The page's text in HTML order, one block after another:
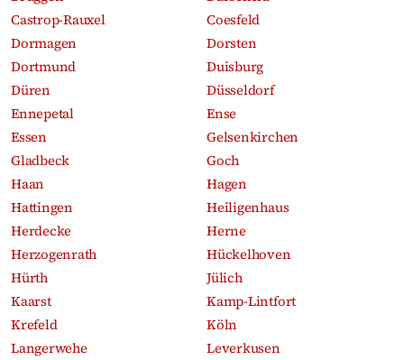
Castrop-Rauxel
Coesfeld
Dormagen
Dorsten
Dortmund
Duisburg
Düren
Düsseldorf
Ennepetal
Ense
Essen
Gelsenkirchen
Gladbeck
Goch
Haan
Hagen
Hattingen
Heiligenhaus
Herdecke
Herne
Herzogenrath
Hückelhoven
Hürth
Jülich
Kaarst
Kamp-Lintfort
Krefeld
Köln
Langerwehe
Leverkusen